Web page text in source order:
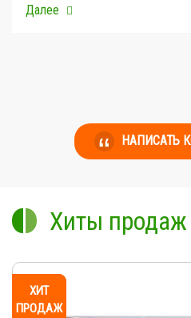
Далее
НАПИСАТЬ
Хиты продаж